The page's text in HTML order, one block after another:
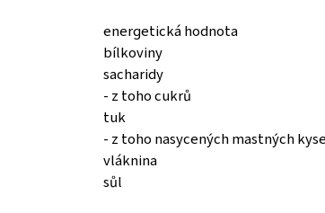
energetická hodnota
bílkoviny
sacharidy
- z toho cukrů
tuk
- z toho nasycených mastných
vláknina
sůl